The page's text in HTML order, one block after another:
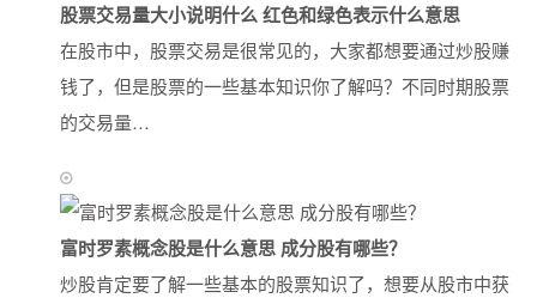
股票交易量大小说明什么 红色和绿色表示什么意思
在股市中，股票交易是很常见的，大家都想要通过炒股赚
钱了，但是股票的一些基本知识你了解吗？不同时期股票
的交易量…
富时罗素概念股是什么意思 成分股有哪些？
炒股肯定要了解一些基本的股票知识了，想要从股市中获